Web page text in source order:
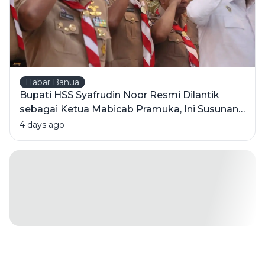
Sejak Dini
Habar Banua
Bupati HSS Syafrudin Noor Resmi Dilantik
sebagai Ketua Mabicab Pramuka, Ini Susunan
Pengurus 2025-2030
4 days ago